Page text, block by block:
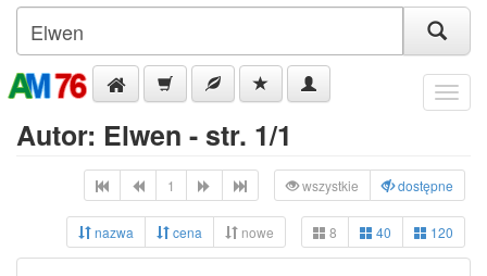
Menu
Autor: Elwen - str. 1/1
1 wszystkie dostępne
nazwa cena nowe 8 40 120